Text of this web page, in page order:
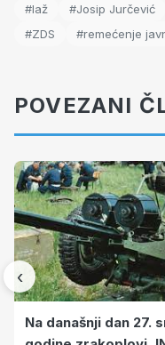
#laž #Josip Jurčević
#ZDS
#remećenje
POVEZANI
‹
Na današnji dan 27.